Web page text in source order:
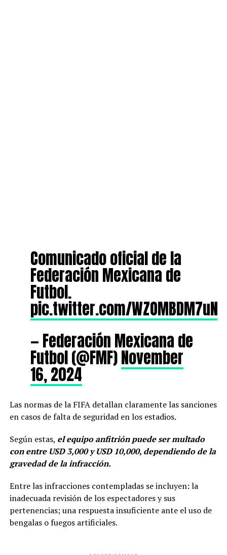
Comunicado oficial de la
Federación Mexicana de
Futbol.
pic.twitter.com/WZOMBDM7uN
— Federación Mexicana de
Futbol (@FMF)November
16, 2024
Las normas de la FIFA detallan claramente las sanciones
en casos de falta de seguridad en los estadios.
Según estas, el equipo anfitrión puede ser multado
con entre USD 3,000 y USD 10,000, dependiendo de la
gravedad de la infracción.
Entre las infracciones contempladas se incluyen: la
inadecuada revisión de los espectadores y sus
pertenencias; una respuesta insuficiente ante el uso de
bengalas o fuegos artificiales.